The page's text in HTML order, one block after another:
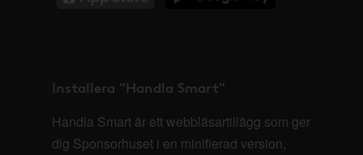
Installera "Handla Smart"
Handla Smart är ett webbläsartillägg som ger
dig Sponsorhuset i en minifierad version,